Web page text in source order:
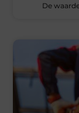
De